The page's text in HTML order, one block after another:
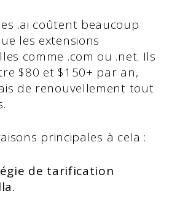
.ai coûtent beaucoup
les extensions
comme .com ou .net. Ils
$80 et $150+ par an,
de renouvellement tout
principales à cela :
de tarification